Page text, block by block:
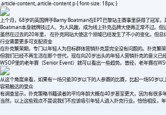
.article-content,.article-content p { font-size: 18px; }
上个月，68岁的英国牌手Barny Boatman在EPT巴黎站主赛事里获得了冠军
Boatman本身就牌技过人、为人风趣，成为线上扑克品牌大使再正常不过。
虽然在过去的20年里， 在扑克网站大使这个领域已经发生了不小的变化，但
行业需要更多可支配资金
在扑克繁荣期，专门以年轻人为目标群体营销扑克是完全没有问题的。扑克繁
但我们已经不再生活在那个世代，现在向20岁出头的年轻人营销扑克的意义
WSOP里的老年赛（Senior Event）就可以看出一些趋势。曾经，老年赛在
从这个角度来看，如果有一场只能30岁以下的人参赛的比赛，比起一场50岁以
容易触达的受众
有调查显示，扑克策略书籍读者的平均年龄大概在40岁甚至更大，因为有很
当然，以上这些观点不是说我们不应该吸引年轻人进入扑克行业。恰恰相反